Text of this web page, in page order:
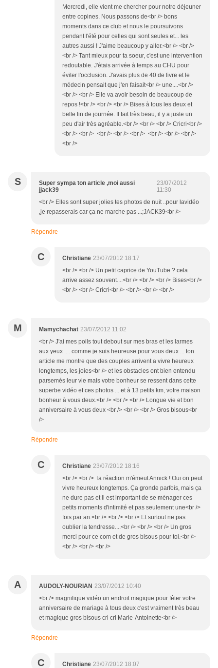
Mercredi, elle vient me chercher pour notre déjeuner
entre copines. Nous passons de<br /> bons
moments dans ce club et nous le poursuivons
pendant l'été pour celles qui sont seules et... les
autres aussi ! J'aime beaucoup y aller.<br /> <br />
<br /> Tant mieux pour ta soeur, c'est une intervention
redoutable. J'étais arrivée à temps au CHU pour
éviter l'occlusion. J'avais plus de 40 de fivre et le
médecin pensait que j'en faisait<br /> une....<br />
<br /> <br /> Elle va avoir besoin de beaucoup de
repos !<br /> <br /> <br /> Bises à tous les deux et
belle fin de journée. Il fait très beau, il y a juste un
peu d'air très agréable.<br /> <br /> <br /> Cricri<br />
<br /> <br /> <br /> <br /> <br /> <br /> <br /> <br />
<br />
S
Super sympa ton article ,moi aussi
jjack39
23/07/2012
11:30
<br /> Elles sont super jolies tes photos de nuit ..pour lavidéo
,je repasserais car ça ne marche pas ...;JACK39<br />
Répondre
C Christiane 23/07/2012 18:17
<br /> <br /> Un petit caprice de YouTube ? cela
arrive assez souvent....<br /> <br /> <br /> Bises<br />
<br /> <br /> Cricri<br /> <br /> <br /> <br />
M Mamychachat 23/07/2012 11:02
<br /> J'ai mes poils tout debout sur mes bras et les larmes
aux yeux .... comme je suis heureuse pour vous deux ... ton
article me montre que des couples arrivent a vivre heureux
longtemps, les joies<br /> et les obstacles ont bien entendu
parsemés leur vie mais votre bonheur se ressent dans cette
superbe vidéo et ces photos ... et à 13 petits km, votre maison
bonheur à vous deux.<br /> <br /> <br /> Longue vie et bon
anniversaire à vous deux <br /> <br /> <br /> Gros bisous<br
/>
Répondre
C Christiane 23/07/2012 18:16
<br /> <br /> Ta réaction m'émeut Annick ! Oui on peut
vivre heureux longtemps. Ça gronde parfois, mais ça
ne dure pas et il est important de se ménager ces
petits moments d'intimité et pas seulement une<br />
fois par an.<br /> <br /> <br /> Et surtout ne pas
oublier la tendresse....<br /> <br /> <br /> Un gros
merci pour ce com et de gros bisous pour toi.<br />
<br /> <br /> <br />
A AUDOLY-NOURIAN 23/07/2012 10:40
<br /> magnifique vidéo un endroit magique pour fêter votre
anniversaire de mariage à tous deux c'est vraiment très beau
et magique gros bisous cri cri Marie-Antoinette<br />
Répondre
C Christiane 23/07/2012 18:07